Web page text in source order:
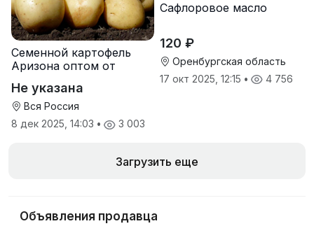
Семенной картофель
Аризона оптом от
Не указана
Вся Россия
8 дек 2025, 14:03 • 3 003
Сафлоровое масло
120 ₽
Оренбургская область
17 окт 2025, 12:15 • 4 756
Загрузить еще
Объявления продавца